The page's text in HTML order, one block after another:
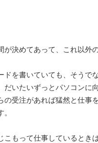
が決めてあって、これ以外
ドを書いていても、そうで
いたいずっとパソコンに
の受注があれば猛然と仕事
こもって仕事しているとき